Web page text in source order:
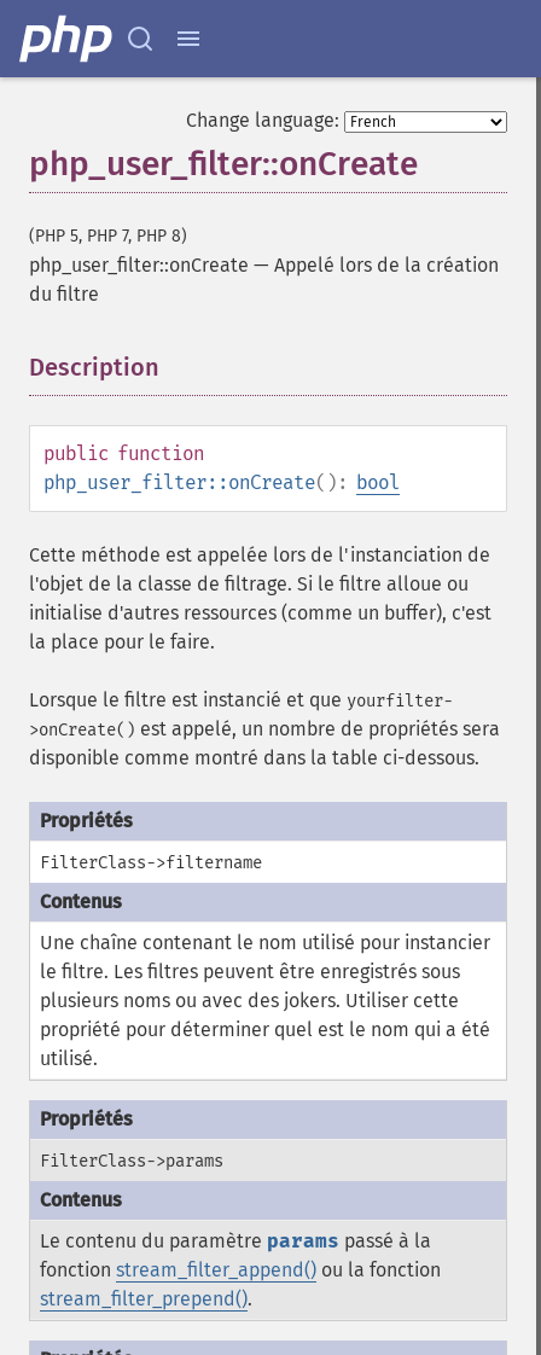
Change language:
php_user_filter::onCreate
(PHP 5, PHP 7, PHP 8)
php_user_filter::onCreate — Appelé lors de la création
du filtre
Description
public function
php_user_filter::onCreate(): bool
Cette méthode est appelée lors de l'instanciation de
l'objet de la classe de filtrage. Si le filtre alloue ou
initialise d'autres ressources (comme un buffer), c'est
la place pour le faire.
Lorsque le filtre est instancié et que yourfilter-
>onCreate() est appelé, un nombre de propriétés sera
disponible comme montré dans la table ci-dessous.
FilterClass->filtername
Une chaîne contenant le nom utilisé pour instancier
le filtre. Les filtres peuvent être enregistrés sous
plusieurs noms ou avec des jokers. Utiliser cette
propriété pour déterminer quel est le nom qui a été
utilisé.
FilterClass->params
Le contenu du paramètre params passé à la
fonction stream_filter_append() ou la fonction
stream_filter_prepend().